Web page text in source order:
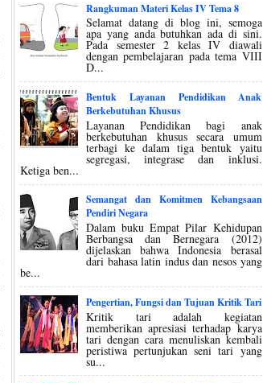
Rangkuman Materi Kelas IV Tema 8
Selamat datang di blog ini, semoga
apa yang anda butuhkan ada di sini.
Pada semester 2 kelas IV diawali
dengan pembelajaran pada tema VIII
D...
Bentuk Layanan Pendidikan Anak
Berkebutuhan Khusus
Layanan Pendidikan bagi anak
berkebutuhan khusus secara umum
terbagi ke dalam tiga bentuk yaitu
segregasi, integrase dan inklusi.
Ketiga ben...
Semangat dan Komitmen Kebangsaan
Pendiri Negara
Dalam buku Empat Pilar Kehidupan
Berbangsa dan Bernegara (2012)
dijelaskan bahwa Indonesia berasal
dari bahasa latin indus dan nesos yang
be...
Pengertian, Fungsi dan Tujuan Kritik Tari
Kritik tari adalah kegiatan
memberikan apresiasi terhadap karya
tari dengan cara menuliskan kembali
peristiwa pertunjukan seni tari yang
su...